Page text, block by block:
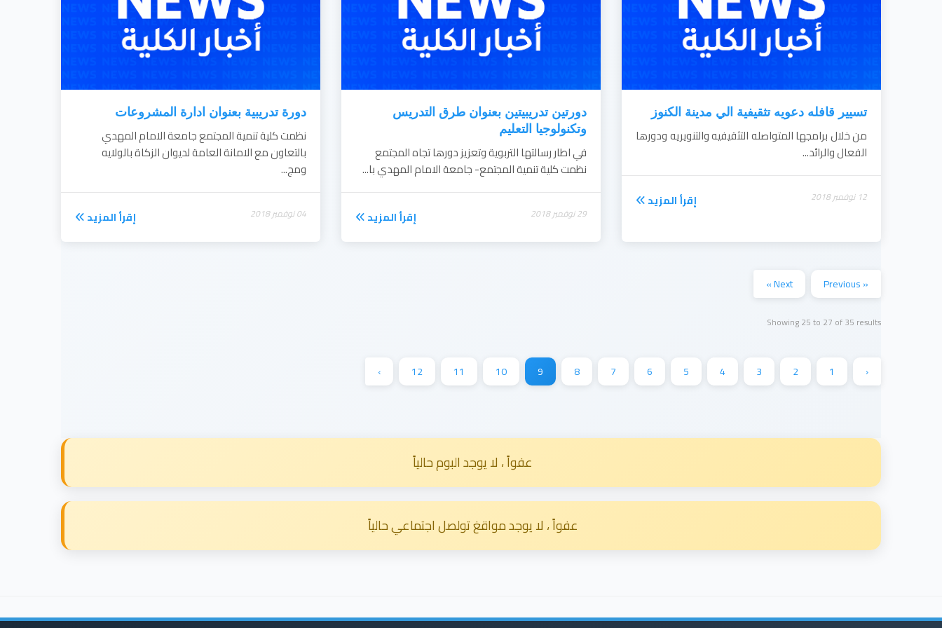
تسيير قافله دعويه تثقيفية الي مدينة الكنوز
من خلال برامجها المتواصله التثقيفيه والتنويريه ودورها
الفعال والرائد...
12 نوفمبر 2018 إقرأ المزيد
دورتين تدريبيتين بعنوان طرق التدريس
وتكنولوجيا التعليم
في اطار رسالتها التربوية وتعزيز دورها تجاه المجتمع
نظمت كلية تنمية المجتمع- جامعة الامام المهدي با...
29 نوفمبر 2018 إقرأ المزيد
دورة تدريبية بعنوان ادارة المشروعات
نظمت كلية تنمية المجتمع جامعة الامام المهدي
بالتعاون مع الامانة العامة لديوان الزكاة بالولايه
ومج...
04 نوفمبر 2018 إقرأ المزيد
« Previous
Next »
Showing25to 27 of35 results
‹
1
2
3
4
5
6
7
8
9
10
11
12
›
عفواً ، لا يوجد البوم حالياً
عفواً ، لا يوجد مواقغ تولصل اجتماعي حالياً